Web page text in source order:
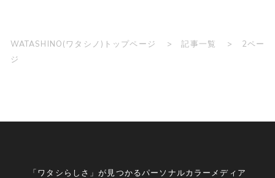
WATASHINO(ワタシノ)トップページ 記事一覧
2ペー
ジ
「ワタシらしさ」が見つかるパーソナルカラーメディア